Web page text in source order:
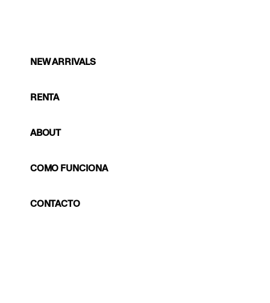
NEW ARRIVALS
RENTA
ABOUT
COMO FUNCIONA
CONTACTO